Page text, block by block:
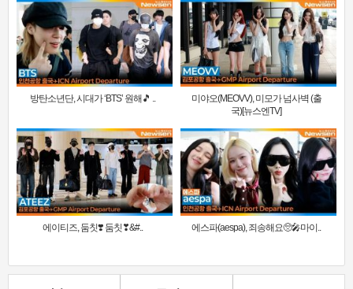
방탄소년단, 시대가 ‘BTS’ 원해🎵 ..
미야오(MEOVV), 미모가 넘사벽 (출
국)[뉴스엔TV]
에이티즈, 둠칫❣️ 둠칫❣&#.. 에스파(aespa), 죄송해요🥺🎤마이..